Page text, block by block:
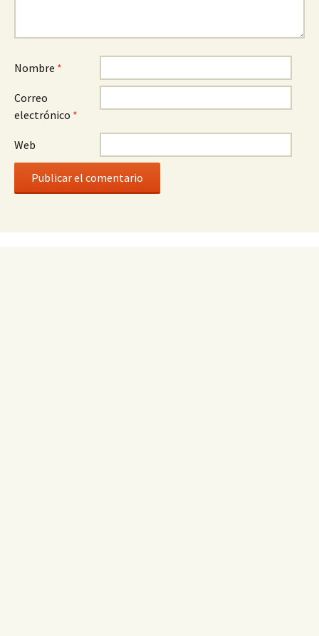
Nombre *
Correo
electrónico *
Web